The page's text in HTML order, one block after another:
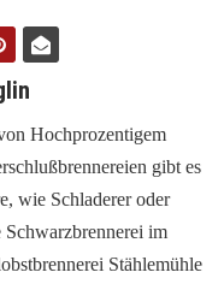
Hochprozentigem
gibt es
wie Schladerer oder
im
Stählemühle